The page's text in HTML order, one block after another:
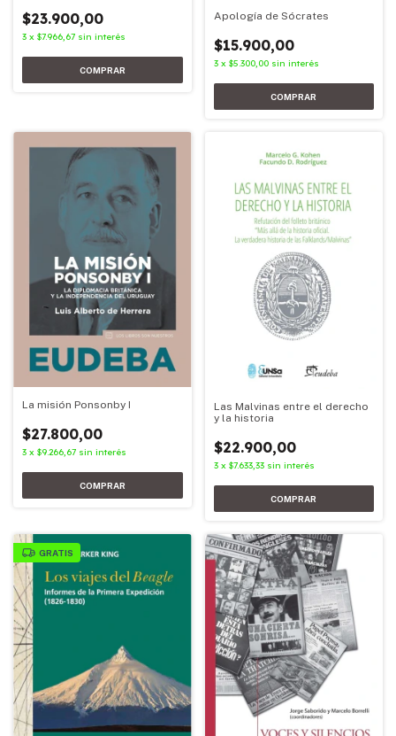
$23.900,00
3 x $7.966,67 sin interés
Apología de Sócrates
$15.900,00
3 x $5.300,00 sin interés
La misión Ponsonby I
$27.800,00
3 x $9.266,67 sin interés
Las Malvinas entre el derecho
y la historia
$22.900,00
3 x $7.633,33 sin interés
GRATIS